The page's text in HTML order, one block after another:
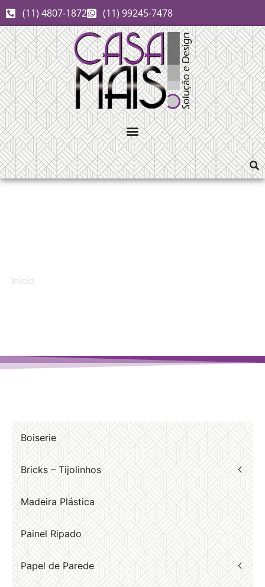
(11) 4807-1872 (11) 99245-7478
Início
Boiserie
Bricks – Tijolinhos
Madeira Plástica
Painel Ripado
Papel de Parede